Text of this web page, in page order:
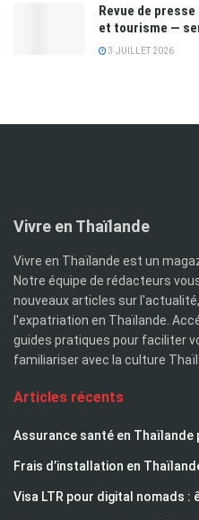
Revue de
et tourisme —
3 JUILLET 2026
Vivre en Thaïlande
Vivre en Thaïlande est un
Notre équipe de rédacteurs
nouveaux articles sur
l'expatriation en Thaïlande.
guides pratiques pour faciliter
familiariser avec la culture
Articles récents
Assurance santé en Thaïlande
Frais d’installation en
Visa LTR pour digital nomads :